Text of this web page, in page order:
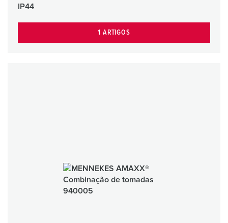
IP44
1 ARTIGOS